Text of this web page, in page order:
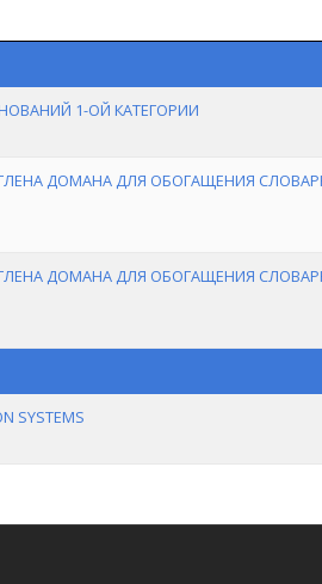
1-ОЙ КАТЕГОРИИ
ДОМАНА ДЛЯ ОБОГАЩЕНИЯ
ДОМАНА ДЛЯ ОБОГАЩЕНИЯ
SYSTEMS